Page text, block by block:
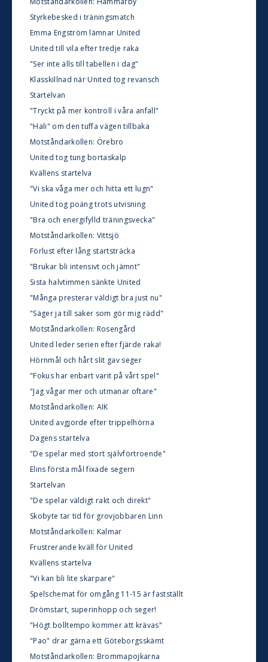
Styrkebesked i träningsmatch
Emma Engström lämnar United
United till vila efter tredje raka
"Ser inte alls till tabellen i dag"
Klasskillnad när United tog revansch
Startelvan
"Tryckt på mer kontroll i våra anfall"
"Hali" om den tuffa vägen tillbaka
Motståndarkollen: Örebro
United tog tung bortaskalp
Kvällens startelva
"Vi ska våga mer och hitta ett lugn"
United tog poäng trots utvisning
"Bra och energifylld träningsvecka"
Motståndarkollen: Vittsjö
Förlust efter lång startsträcka
"Brukar bli intensivt och jämnt"
Sista halvtimmen sänkte United
"Många presterar väldigt bra just nu"
"Säger ja till saker som gör mig rädd"
Motståndarkollen: Rosengård
United leder serien efter fjärde raka!
Hörnmål och hårt slit gav seger
"Fokus har enbart varit på vårt spel"
"Jag vågar mer och utmanar oftare"
Motståndarkollen: AIK
United avgjorde efter trippelhörna
Dagens startelva
"De spelar med stort självförtroende"
Elins första mål fixade segern
Startelvan
"De spelar väldigt rakt och direkt"
Skobyte tar tid för grovjobbaren Linn
Motståndarkollen: Kalmar
Frustrerande kväll för United
Kvällens startelva
"Vi kan bli lite skarpare"
Spelschemat för omgång 11-15 är fastställt
Drömstart, superinhopp och seger!
"Högt bolltempo kommer att krävas"
"Pao" drar gärna ett Göteborgsskämt
Motståndarkollen: Brommapojkarna